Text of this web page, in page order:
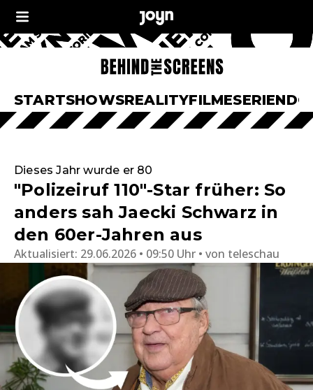
STARTSHOWSREALITYFILMESERIEN
Dieses Jahr wurde er 80
"Polizeiruf 110"-Star früher: So
anders sah Jaecki Schwarz in
den 60er-Jahren aus
Aktualisiert: 29.06.2026 • 09:50 Uhr von teleschau